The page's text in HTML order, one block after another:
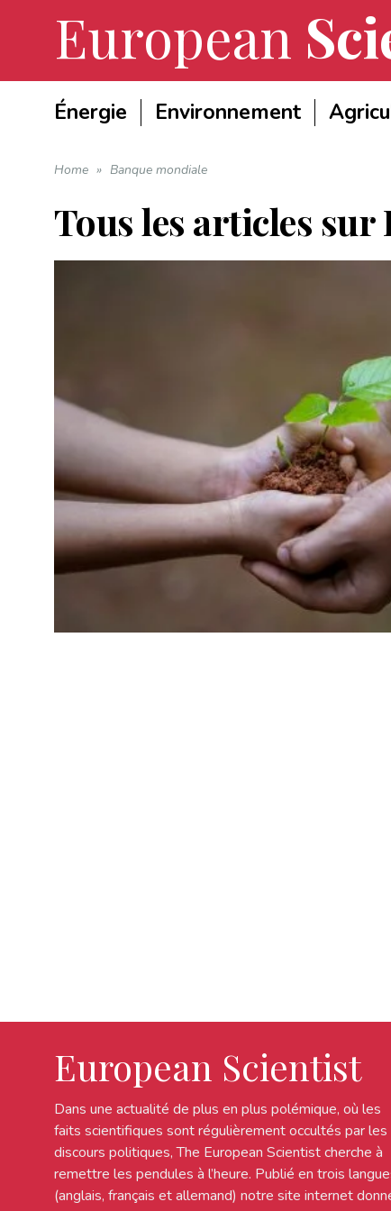
European
Énergie Environnement
Home » Banque mondiale
Tous les articles sur
European Scientist
Dans une actualité de plus en plus polémique, où les
faits scientifiques sont régulièrement occultés par les
discours politiques, The European Scientist cherche à
remettre les pendules à l’heure. Publié en trois
(anglais, français et allemand) notre site internet